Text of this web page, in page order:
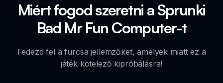
Miért fogod szeretni a Sprunki
Bad Mr Fun Computer-t
Fedezd fel a furcsa jellemzőket, amelyek miatt ez a
játék kötelező kipróbálásra!